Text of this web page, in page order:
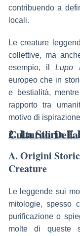
contribuendo a
locali.
Le creature
collettive, ma
esempio, ilLupo
europeo che in
e bestialità,
rapporto tra
motivo di
2. La Storia E Le Leggende
A. Origini
Creature
Le leggende sui
mitologie, spesso
purificazione o
molte di queste